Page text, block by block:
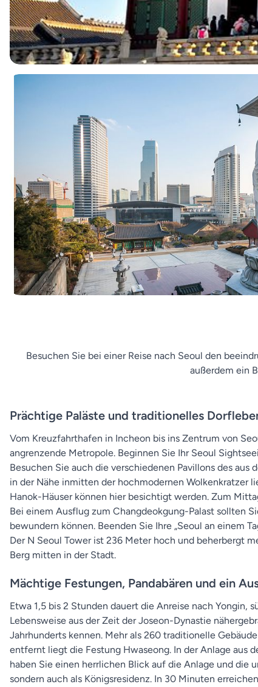
Besuchen Sie bei einer Reise nach Seoul den
außerdem ein
Prächtige Paläste und traditionelles
Vom Kreuzfahrthafen in Incheon bis ins Zentrum von
angrenzende Metropole. Beginnen Sie Ihr Seoul
Besuchen Sie auch die verschiedenen Pavillons des
in der Nähe inmitten der hochmodernen Wolkenkratzer
Hanok-Häuser können hier besichtigt werden. Zum
Bei einem Ausflug zum Changdeokgung-Palast sollten
bewundern können. Beenden Sie Ihre „Seoul an einem
Der N Seoul Tower ist 236 Meter hoch und beherbergt
Berg mitten in der Stadt.
Mächtige Festungen, Pandabären und ein
Etwa 1,5 bis 2 Stunden dauert die Anreise nach
Lebensweise aus der Zeit der Joseon-Dynastie
Jahrhunderts kennen. Mehr als 260 traditionelle
entfernt liegt die Festung Hwaseong. In der Anlage aus
haben Sie einen herrlichen Blick auf die Anlage und die
sondern auch als Königsresidenz. In 30 Minuten